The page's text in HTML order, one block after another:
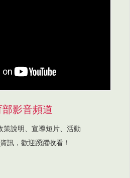
部影音頻道
策說明、宣導短片、活動
訊，歡迎踴躍收看！